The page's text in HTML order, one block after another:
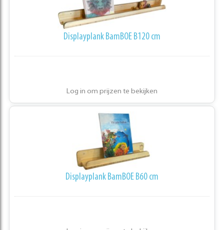
Displayplank BamBOE B120 cm
Log in om prijzen te bekijken
Displayplank BamBOE B60 cm